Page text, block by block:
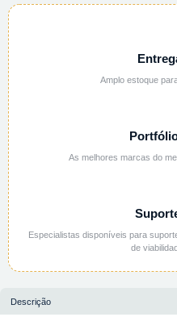
Amplo estoque
As melhores marcas do
Especialistas disponíveis para
de
Descrição